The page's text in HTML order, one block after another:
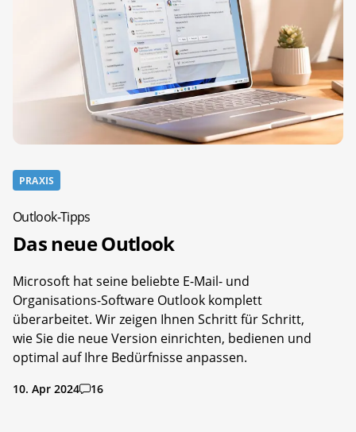
PRAXIS
Outlook-Tipps
Das neue Outlook
Microsoft hat seine beliebte E-Mail- und
Organisations-Software Outlook komplett
überarbeitet. Wir zeigen Ihnen Schritt für Schritt,
wie Sie die neue Version einrichten, bedienen und
optimal auf Ihre Bedürfnisse anpassen.
10. Apr 2024 16